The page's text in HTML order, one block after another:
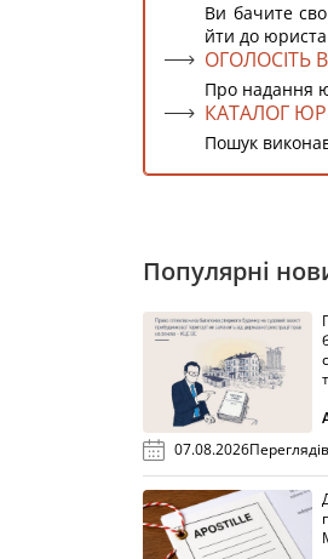
Ви бачите
йти до юриста
ОГОЛОСІТЬ
Про надання
КАТАЛОГ
Пошук
Популярні
07.08.2026